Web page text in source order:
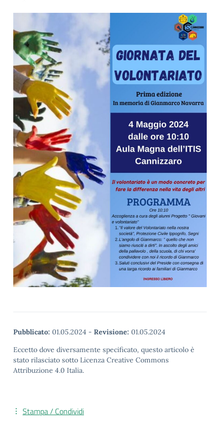
Pubblicato: 01.05.2024 - Revisione: 01.05.2024
Eccetto dove diversamente specificato, questo articolo è
stato rilasciato sotto Licenza Creative Commons
Attribuzione 4.0 Italia.
Stampa / Condividi